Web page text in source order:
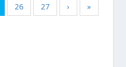
26 27 › »